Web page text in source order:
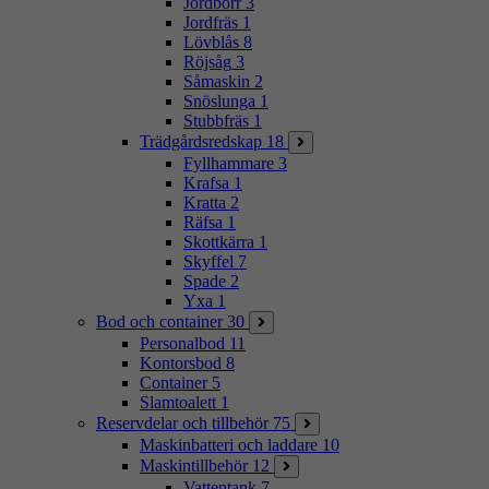
Jordfräs 1
Lövblås 8
Röjsåg 3
Såmaskin 2
Snöslunga 1
Stubbfräs 1
Trädgårdsredskap 18
Fyllhammare 3
Krafsa 1
Kratta 2
Räfsa 1
Skottkärra 1
Skyffel 7
Spade 2
Yxa 1
Bod och container 30
Personalbod 11
Kontorsbod 8
Container 5
Slamtoalett 1
Reservdelar och tillbehör 75
Maskinbatteri och laddare 10
Maskintillbehör 12